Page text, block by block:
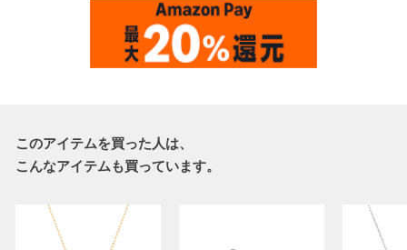
このアイテムを買った人は、
こんなアイテムも買っています。